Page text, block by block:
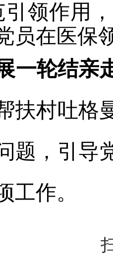
引领作用
员在医保
一轮结亲
扶村吐格
题，引导
工作。